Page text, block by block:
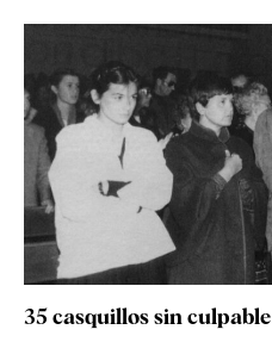
35 casquillos sin culpable